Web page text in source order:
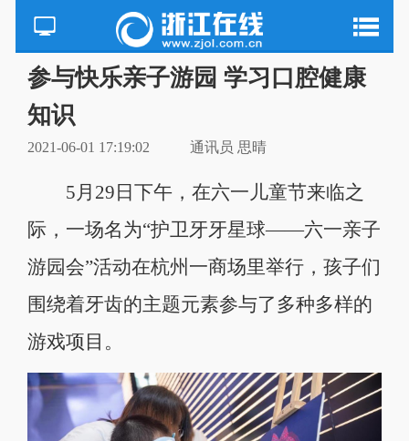
参与快乐亲子游园 学习口腔健康
知识
2021-06-01 17:19:02 通讯员 思晴
5月29日下午，在六一儿童节来临之
际，一场名为“护卫牙牙星球——六一亲子
游园会”活动在杭州一商场里举行，孩子们
围绕着牙齿的主题元素参与了多种多样的
游戏项目。